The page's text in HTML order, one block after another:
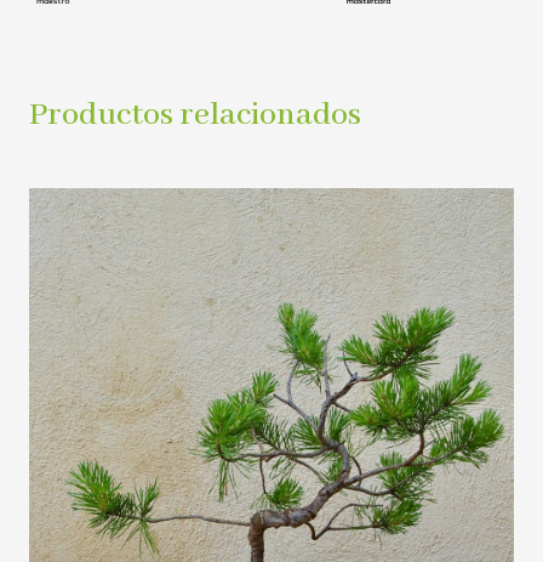
Productos relacionados